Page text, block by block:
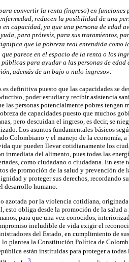
convertir la renta (ingreso) en funciones
reducen la posibilidad de una
capacidad, ya que una persona de edad
para prótesis, para sus tratamientos,
que la pobreza real entendida como
parece en el espacio de la renta o los
para ayudar a las personas de edad
además de un bajo o nulo ingreso».
definitiva puesto que las capacidades se
poder estudiar y recibir asistencia
las personas potencialmente pobres tengan
de capacidades puesto que muchos
pero descuidan el ingreso, es decir, se
Los asuntos fundamentales básicos
Colombiano y el manejo de la economía,
que pueden llevar cotidianamente los
inmediata del alimento, pues todas las
como ciudadano o ciudadana. En
de promoción de la salud y prevención de
y proteger sus derechos, recordando
humano.
azotada por la violencia cotidiana,
esto obliga desde la promoción de la salud
para que una vez conocidos,
ineludible de vida exigir el
del Estado, en cumplimiento de
lo plantea la Constitución Política de
están instituidas para proteger a
3